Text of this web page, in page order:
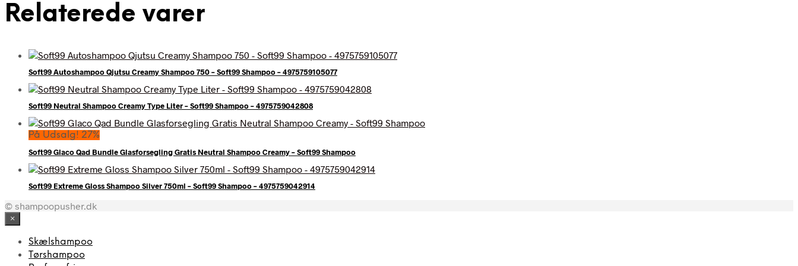
Relaterede varer
Soft99 Autoshampoo Qjutsu Creamy Shampoo 750 – Soft99 Shampoo – 4975759105077
Soft99 Neutral Shampoo Creamy Type Liter – Soft99 Shampoo – 4975759042808
På Udsalg! 27%
Soft99 Glaco Qad Bundle Glasforsegling Gratis Neutral Shampoo Creamy – Soft99 Shampoo
Soft99 Extreme Gloss Shampoo Silver 750ml – Soft99 Shampoo – 4975759042914
© shampoopusher.dk
×
Skælshampoo
Tørshampoo